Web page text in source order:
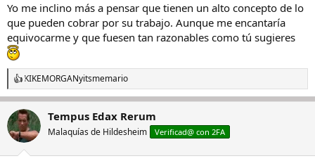
Yo me inclino más a pensar que tienen un alto concepto de lo
que pueden cobrar por su trabajo. Aunque me encantaría
equivocarme y que fuesen tan razonables como tú sugieres
R
e
c
c
i
KIKEMORGANyitsmemario
Tempus Edax Rerum
Malaquías de Hildesheim Verificad@ con 2FA